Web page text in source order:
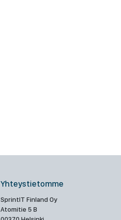
Yhteystietomme
SprintIT Finland Oy
Atomitie 5 B